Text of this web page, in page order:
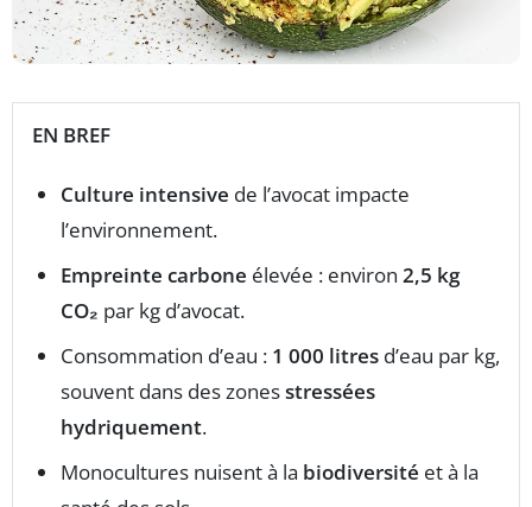
EN BREF
Culture intensive de l’avocat impacte
l’environnement.
Empreinte carbone élevée : environ 2,5 kg
CO₂ par kg d’avocat.
Consommation d’eau : 1 000 litres d’eau par kg,
souvent dans des zonesstressées
hydriquement.
Monocultures nuisent à la biodiversité et à la